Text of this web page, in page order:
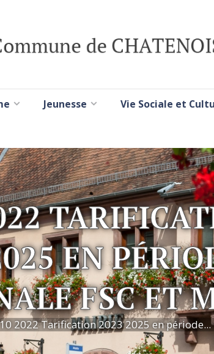
Jeunesse Vie Sociale et
EN
FSC ET
2022 Tarification 2023 2025 en période...